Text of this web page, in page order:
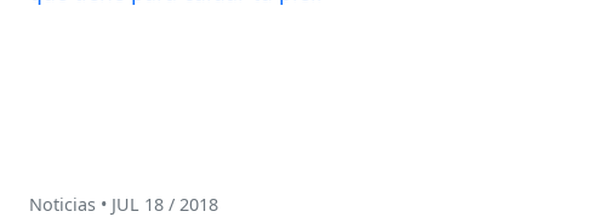
Noticias • JUL 18 / 2018